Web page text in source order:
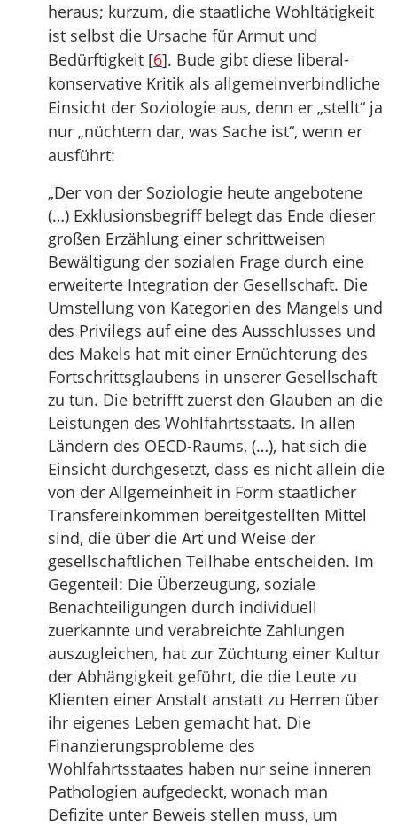
heraus; kurzum, die staatliche Wohltätigkeit
ist selbst die Ursache für Armut und
Bedürftigkeit [6]. Bude gibt diese liberal-
konservative Kritik als allgemeinverbindliche
Einsicht der Soziologie aus, denn er „stellt“ ja
nur „nüchtern dar, was Sache ist“, wenn er
ausführt:
„Der von der Soziologie heute angebotene
(…) Exklusionsbegriff belegt das Ende dieser
großen Erzählung einer schrittweisen
Bewältigung der sozialen Frage durch eine
erweiterte Integration der Gesellschaft. Die
Umstellung von Kategorien des Mangels und
des Privilegs auf eine des Ausschlusses und
des Makels hat mit einer Ernüchterung des
Fortschrittsglaubens in unserer Gesellschaft
zu tun. Die betrifft zuerst den Glauben an die
Leistungen des Wohlfahrtsstaats. In allen
Ländern des OECD-Raums, (…), hat sich die
Einsicht durchgesetzt, dass es nicht allein die
von der Allgemeinheit in Form staatlicher
Transfereinkommen bereitgestellten Mittel
sind, die über die Art und Weise der
gesellschaftlichen Teilhabe entscheiden. Im
Gegenteil: Die Überzeugung, soziale
Benachteiligungen durch individuell
zuerkannte und verabreichte Zahlungen
auszugleichen, hat zur Züchtung einer Kultur
der Abhängigkeit geführt, die die Leute zu
Klienten einer Anstalt anstatt zu Herren über
ihr eigenes Leben gemacht hat. Die
Finanzierungsprobleme des
Wohlfahrtsstaates haben nur seine inneren
Pathologien aufgedeckt, wonach man
Defizite unter Beweis stellen muss, um